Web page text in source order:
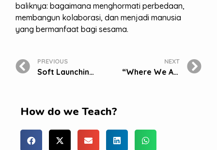
baliknya: bagaimana menghormati perbedaan,
membangun kolaborasi, dan menjadi manusia
yang bermanfaat bagi sesama.
PREVIOUS
Soft Launching Bakti Mulya 400 Depok
NEXT
“Where We Are in Place and Time”, Menjelajah Dunia dari Ruang Kelas BM 400 Cibubur
How do we Teach?